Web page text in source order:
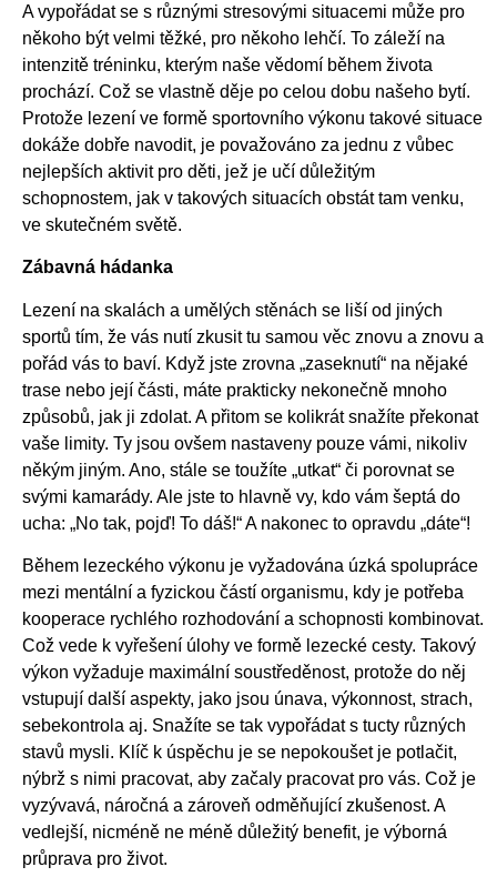
A vypořádat se s různými stresovými situacemi může pro
někoho být velmi těžké, pro někoho lehčí. To záleží na
intenzitě tréninku, kterým naše vědomí během života
prochází. Což se vlastně děje po celou dobu našeho bytí.
Protože lezení ve formě sportovního výkonu takové situace
dokáže dobře navodit, je považováno za jednu z vůbec
nejlepších aktivit pro děti, jež je učí důležitým
schopnostem, jak v takových situacích obstát tam venku,
ve skutečném světě.
Zábavná hádanka
Lezení na skalách a umělých stěnách se liší od jiných
sportů tím, že vás nutí zkusit tu samou věc znovu a znovu a
pořád vás to baví. Když jste zrovna „zaseknutí“ na nějaké
trase nebo její části, máte prakticky nekonečně mnoho
způsobů, jak ji zdolat. A přitom se kolikrát snažíte překonat
vaše limity. Ty jsou ovšem nastaveny pouze vámi, nikoliv
někým jiným. Ano, stále se toužíte „utkat“ či porovnat se
svými kamarády. Ale jste to hlavně vy, kdo vám šeptá do
ucha: „No tak, pojď! To dáš!“ A nakonec to opravdu „dáte“!
Během lezeckého výkonu je vyžadována úzká spolupráce
mezi mentální a fyzickou částí organismu, kdy je potřeba
kooperace rychlého rozhodování a schopnosti kombinovat.
Což vede k vyřešení úlohy ve formě lezecké cesty. Takový
výkon vyžaduje maximální soustředěnost, protože do něj
vstupují další aspekty, jako jsou únava, výkonnost, strach,
sebekontrola aj. Snažíte se tak vypořádat s tucty různých
stavů mysli. Klíč k úspěchu je se nepokoušet je potlačit,
nýbrž s nimi pracovat, aby začaly pracovat pro vás. Což je
vyzývavá, náročná a zároveň odměňující zkušenost. A
vedlejší, nicméně ne méně důležitý benefit, je výborná
průprava pro život.